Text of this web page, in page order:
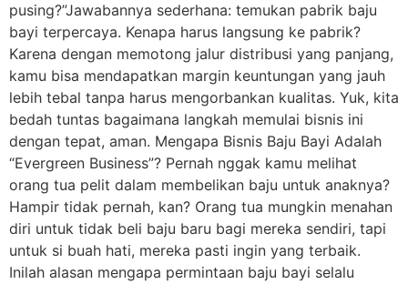
pusing?”Jawabannya sederhana: temukan pabrik baju
bayi terpercaya. Kenapa harus langsung ke pabrik?
Karena dengan memotong jalur distribusi yang panjang,
kamu bisa mendapatkan margin keuntungan yang jauh
lebih tebal tanpa harus mengorbankan kualitas. Yuk, kita
bedah tuntas bagaimana langkah memulai bisnis ini
dengan tepat, aman. Mengapa Bisnis Baju Bayi Adalah
“Evergreen Business”? Pernah nggak kamu melihat
orang tua pelit dalam membelikan baju untuk anaknya?
Hampir tidak pernah, kan? Orang tua mungkin menahan
diri untuk tidak beli baju baru bagi mereka sendiri, tapi
untuk si buah hati, mereka pasti ingin yang terbaik.
Inilah alasan mengapa permintaan baju bayi selalu